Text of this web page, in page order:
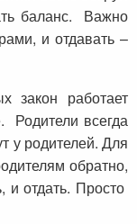
баланс. Важно
и отдавать –
закон работает
Родители всегда
у родителей. Для
обратно,
и отдать. Просто